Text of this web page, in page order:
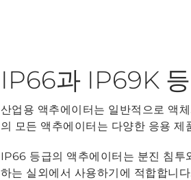
IP66과 IP69K
산업용 액추에이터는 일반적으로 액
의 모든 액추에이터는 다양한 응용 제
IP66 등급의 액추에이터는 분진 침투
하는 실외에서 사용하기에 적합합니